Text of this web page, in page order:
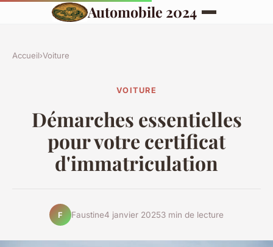
Automobile 2024
Accueil›Voiture
VOITURE
Démarches essentielles
pour votre certificat
d'immatriculation
F Faustine4 janvier 20253 min de lecture